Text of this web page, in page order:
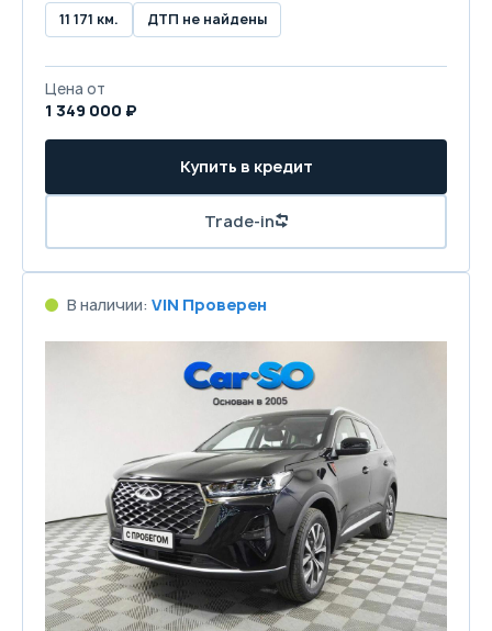
11 171 км. ДТП не найдены
Цена от
1 349 000 ₽
Купить в кредит
Trade-in
В наличии: VIN Проверен